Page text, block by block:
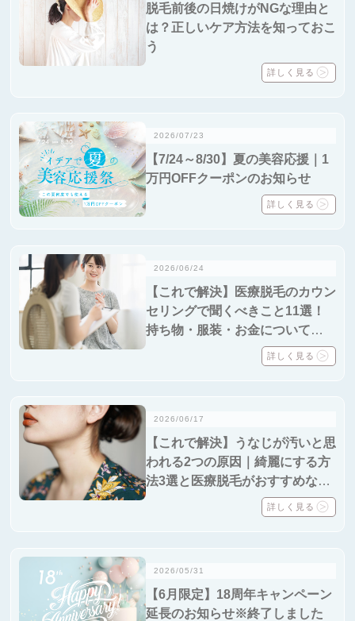
脱毛前後の日焼けがNGな理由と
は？正しいケア方法を知っておこ
う
詳しく見る
2026/07/23
【7/24～8/30】夏の美容応援｜1
万円OFFクーポンのお知らせ
詳しく見る
2026/06/24
【これで解決】医療脱毛のカウン
セリングで聞くべきこと11選！
持ち物・服装・お金についても解
詳しく見る
2026/06/17
【これで解決】うなじが汚いと思
われる2つの原因｜綺麗にする方
法3選と医療脱毛がおすすめな3
つの理由を紹介
詳しく見る
2026/05/31
【6月限定】18周年キャンペーン
延長のお知らせ※終了しました